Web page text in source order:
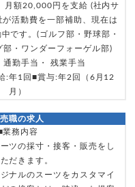
月額20,000円を支給 (社内サ
活動費を一部補助、現在は
です。(ゴルフ部・野球部・
部・ワンダーフォーゲル部)
通勤手当・ 残業手当
:年1回■賞与:年2回（6月12
月）
職の求人
業務内容
ツの採寸・接客・販売をし
だきます。
ナルのスーツをカスタマイ